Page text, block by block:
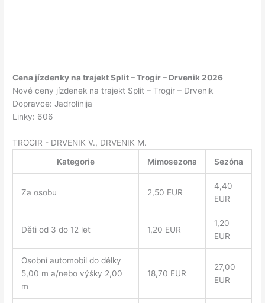
Cena jízdenky na trajekt Split – Trogir – Drvenik 2026
Nové ceny jízdenek na trajekt Split – Trogir – Drvenik
Dopravce: Jadrolinija
Linky: 606
TROGIR - DRVENIK V., DRVENIK M.
Kategorie
Mimosezona Sezóna
Za osobu 2,50 EUR
4,40
EUR
Děti od 3 do 12 let 1,20 EUR
1,20
EUR
Osobní automobil do délky
5,00 m a/nebo výšky 2,00
m
18,70 EUR
27,00
EUR